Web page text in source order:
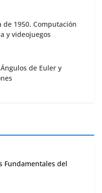
de 1950. Computación
y videojuegos
de Euler y
Fundamentales del